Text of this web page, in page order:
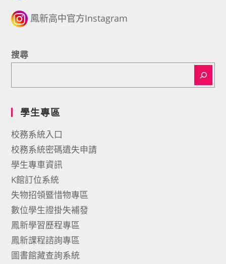
鳳新高中官方Instagram
搜尋
學生專區
校務系統入口
校務系統密碼遺失申請
學生專車資訊
K館訂位系統
失物招領暨惜物專區
數位學生證掛失補發
鳳新學習歷程專區
鳳新課程諮詢專區
圖書館藏查詢系統